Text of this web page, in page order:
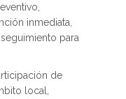
inmediata,
para
de
local,